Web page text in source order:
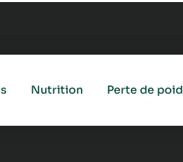
Nutrition Perte de